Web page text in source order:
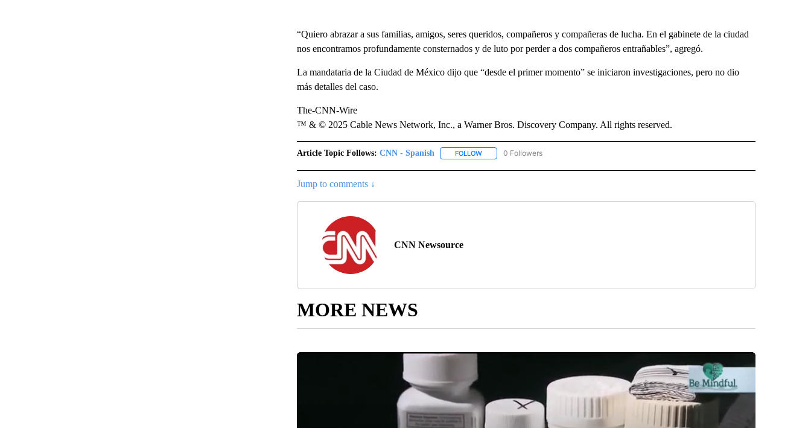
“Quiero abrazar a sus familias, amigos, seres queridos, compañeros y compañeras de lucha. En el gabinete de la ciudad
nos encontramos profundamente consternados y de luto por perder a dos compañeros entrañables”, agregó.
La mandataria de la Ciudad de México dijo que “desde el primer momento” se iniciaron investigaciones, pero no dio
más detalles del caso.
The-CNN-Wire
™ & © 2025 Cable News Network, Inc., a Warner Bros. Discovery Company. All rights reserved.
Article Topic Follows: CNN - Spanish FOLLOWFOLLOW "CNN - SPANISH" TO RECEIVE NOTIFICATIONS ABOUT NEW PAGES ON "CNN - SPANISH".
0 Followers
Jump to comments ↓
CNN Newsource
MORE NEWS